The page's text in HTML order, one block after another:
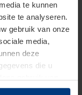
te kunnen
te analyseren.
gebruik van onze
media,
deze
die u